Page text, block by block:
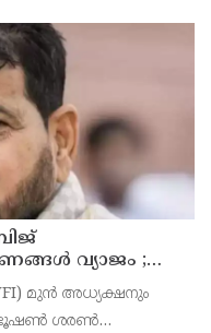
വ്യാജം ;
ഡൽഹി
മുൻ അധ്യക്ഷനും
ഭൂഷൺ ശരൺ